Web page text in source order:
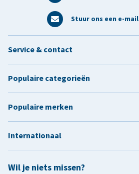
Stuur ons een e-mail
Wil je niets missen?
Service & contact
Populaire categorieën
Populaire merken
Internationaal